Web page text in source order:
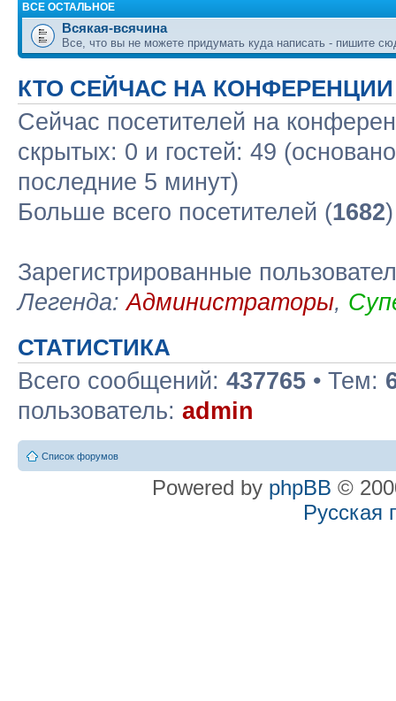
ВСЕ ОСТАЛЬНОЕ
Всякая-всячина
Все, что вы не можете придумать куда написать - пишите
КТО СЕЙЧАС НА КОНФЕРЕНЦИИ
Сейчас посетителей на
скрытых: 0 и гостей: 49
последние 5 минут)
Больше всего посетителей (1682
Зарегистрированные
Легенда:Администраторы,
СТАТИСТИКА
Всего сообщений: 437765 • Тем:
пользователь: admin
Список форумов
Powered by phpBB ©
Русская